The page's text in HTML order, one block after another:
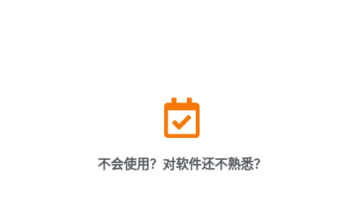
不会使用？对软件还不熟悉？